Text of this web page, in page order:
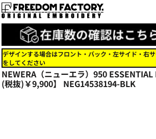
デザインする場合はフロント・バック・左サイド・右
をしてください
NEWERA（ニューエラ）950
(税抜)￥9,900】 NEG14538194-BLK